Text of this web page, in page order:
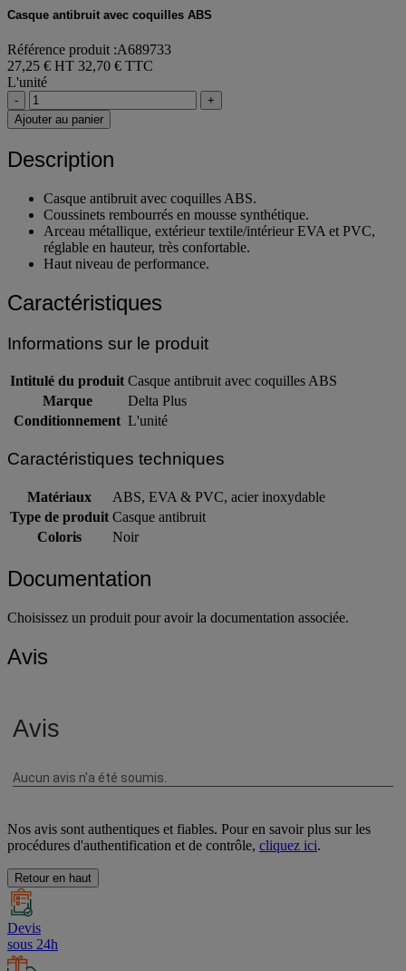
Casque antibruit avec coquilles ABS
Référence produit :A689733
27,25 € HT 32,70 € TTC
L'unité
-
+
Ajouter au panier
Description
Casque antibruit avec coquilles ABS.
Coussinets rembourrés en mousse synthétique.
Arceau métallique, extérieur textile/intérieur EVA et PVC,
réglable en hauteur, très confortable.
Haut niveau de performance.
Caractéristiques
Informations sur le produit
Intitulé du produit Casque antibruit avec coquilles ABS
Marque
Delta Plus
Conditionnement L'unité
Caractéristiques techniques
Matériaux
ABS, EVA & PVC, acier inoxydable
Type de produit Casque antibruit
Coloris
Noir
Documentation
Choisissez un produit pour avoir la documentation associée.
Avis
Nos avis sont authentiques et fiables. Pour en savoir plus sur les
procédures d'authentification et de contrôle, cliquez ici.
Retour en haut
Devis
sous 24h